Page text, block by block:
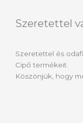
Szeretettel
Szeretettel és
Cipő termékeit.
Köszönjük, hogy